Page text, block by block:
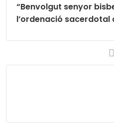
“Benvolgut senyor
l’ordenació sacerdotal